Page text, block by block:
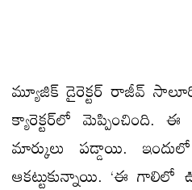
మ్యూజిక్ డైరెక్టర్ రాజీవ్
క్యారెక్టర్‌లో మెప్పించింది.
మార్కులు పడ్డాయి.
ఆకట్టుకున్నాయి. ‘ఈ